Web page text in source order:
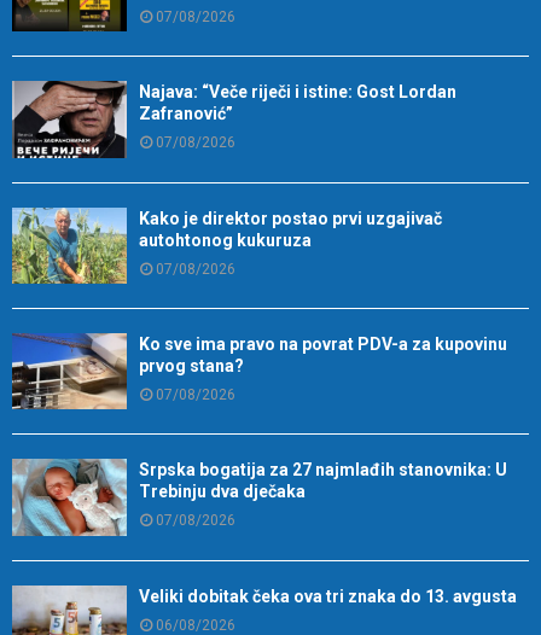
07/08/2026
Najava: “Veče riječi i istine: Gost Lordan
Zafranović”
07/08/2026
Kako je direktor postao prvi uzgajivač
autohtonog kukuruza
07/08/2026
Ko sve ima pravo na povrat PDV-a za kupovinu
prvog stana?
07/08/2026
Srpska bogatija za 27 najmlađih stanovnika: U
Trebinju dva dječaka
07/08/2026
Veliki dobitak čeka ova tri znaka do 13. avgusta
06/08/2026